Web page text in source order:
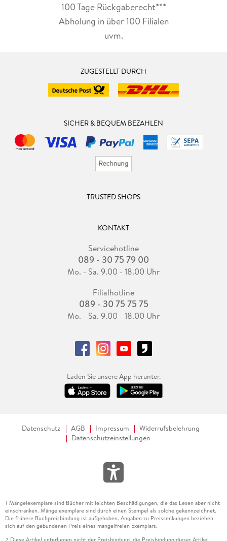
100 Tage Rückgaberecht***
Abholung in über 100 Filialen
uvm.
ZUGESTELLT DURCH
SICHER & BEQUEM BEZAHLEN
TRUSTED SHOPS
KONTAKT
Servicehotline
089 - 30 75 79 00
Mo. - Sa. 9.00 - 18.00 Uhr
Filialhotline
089 - 30 75 75 75
Mo. - Sa. 9.00 - 18.00 Uhr
Laden Sie unsere App herunter.
Datenschutz AGB Impressum
Widerrufsbelehrung
Datenschutzeinstellungen
1 Mängelexemplare sind Bücher mit leichten Beschädigungen, die das Lesen aber nicht
einschränken. Mängelexemplare sind durch einen Stempel als solche gekennzeichnet.
Die frühere Buchpreisbindung ist aufgehoben. Angaben zu Preissenkungen beziehen
sich auf den gebundenen Preis eines mangelfreien Exemplars.
2 Diese Artikel unterliegen nicht der Preisbindung, die Preisbindung dieser Artikel